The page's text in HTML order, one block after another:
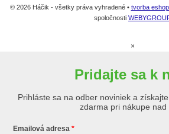
© 2026 Háčik - všetky práva vyhradené • tvorba
spoločnosti
×
Pridajte sa k
Prihláste sa na odber noviniek a
zdarma pri nákupe nad
Emailová adresa